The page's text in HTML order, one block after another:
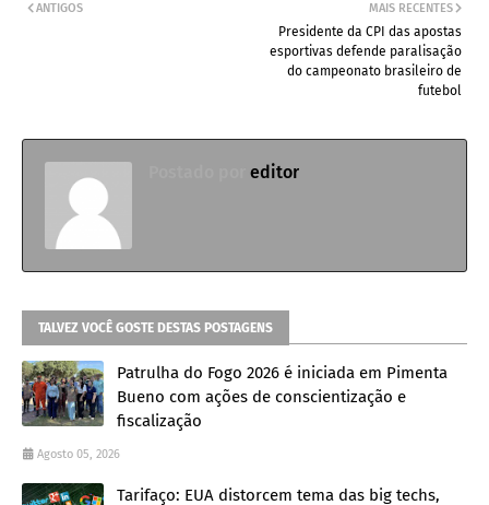
MAIS RECENTES
Presidente da CPI das apostas
esportivas defende paralisação
do campeonato brasileiro de
futebol
ANTIGOS
editor
TALVEZ VOCÊ GOSTE DESTAS POSTAGENS
Patrulha do Fogo 2026 é iniciada em Pimenta
Bueno com ações de conscientização e
fiscalização
Agosto 05, 2026
Tarifaço: EUA distorcem tema das big techs,